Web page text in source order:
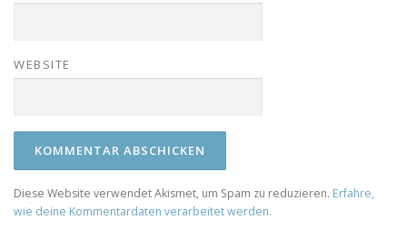
WEBSITE
Diese Website verwendet Akismet, um Spam zu reduzieren. Erfahre,
wie deine Kommentardaten verarbeitet werden.